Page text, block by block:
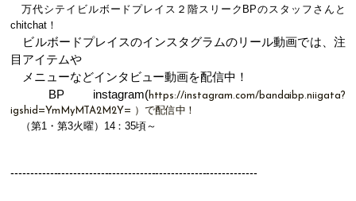
万代シテイビルボードプレイス２階スリークBPのスタッフさんと
chitchat！
ビルボードプレイスのインスタグラムのリール動画では、注
目アイテムや
メニューなどインタビュー動画を配信中！
BP instagram(https://instagram.com/bandaibp.niigata?
igshid=YmMyMTA2M2Y= ）で配信中！
（第1・第3火曜）14：35頃～
---------------------------------------------------------------